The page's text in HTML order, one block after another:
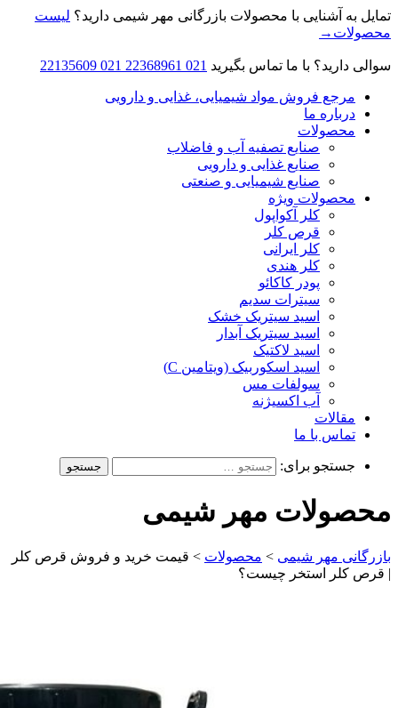
تمایل به آشنایی با محصولات بازرگانی مهر شیمی دارید؟ لیست
محصولات→
سوالی دارید؟ با ما تماس بگیرید 021 22368961
021 22135609
مرجع فروش مواد شیمیایی، غذایی و دارویی
درباره ما
محصولات
صنایع تصفیه آب و فاضلاب
صنایع غذایی و دارویی
صنایع شیمیایی و صنعتی
محصولات ویژه
کلر آکواپول
قرص کلر
کلر ایرانی
کلر هندی
پودر کاکائو
سیترات سدیم
اسید سیتریک خشک
اسید سیتریک آبدار
اسید لاکتیک
اسید اسکوربیک (ویتامین C)
سولفات مس
آب اکسیژنه
مقالات
تماس با ما
جستجو برای:
محصولات مهر شیمی
بازرگانی مهر شیمی > محصولات > قیمت خرید و فروش قرص کلر
| قرص کلر استخر چیست؟